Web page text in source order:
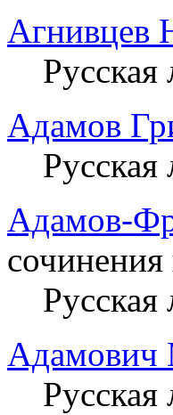
Агнивцев
Русская
Адамов
Русская
Адамов-
Русская
Адамович
Русская